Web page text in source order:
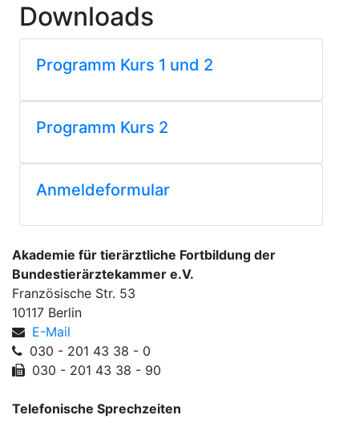
Downloads
Programm Kurs 1 und 2
Programm Kurs 2
Anmeldeformular
Akademie für tierärztliche Fortbildung der
Bundestierärztekammer e.V.
Französische Str. 53
10117 Berlin
E-Mail
030 - 201 43 38 - 0
030 - 201 43 38 - 90
Telefonische Sprechzeiten